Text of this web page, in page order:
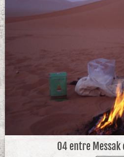
04 entre Messak